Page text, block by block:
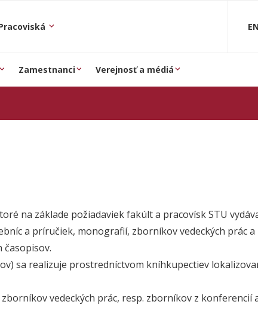
EN
Zamestnanci Verejnosť a médiá
na základe požiadaviek fakúlt a pracovísk STU
a príručiek, monografií, zborníkov vedeckých prác
sa realizuje prostredníctvom kníhkupectiev
vedeckých prác, resp. zborníkov z konferencií